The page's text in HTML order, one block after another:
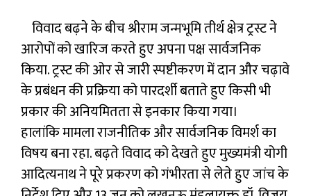
विवाद बढ़ने के बीच श्रीराम जन्मभूमि तीर्थ क्षेत्र ट्रस्ट ने
आरोपों को खारिज करते हुए अपना पक्ष सार्वजनिक
किया. ट्रस्ट की ओर से जारी स्पष्टीकरण में दान और चढ़ावे
के प्रबंधन की प्रक्रिया को पारदर्शी बताते हुए किसी भी
प्रकार की अनियमितता से इनकार किया गया।
हालांकि मामला राजनीतिक और सार्वजनिक विमर्श का
विषय बना रहा. बढ़ते विवाद को देखते हुए मुख्यमंत्री योगी
आदित्यनाथ ने पूरे प्रकरण को गंभीरता से लेते हुए जांच के